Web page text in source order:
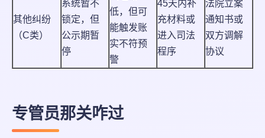
其他纠纷
（C类）
系统暂不
锁定，但
公示期暂
停
低，但可
能触发账
实不符预
警
45天内补
充材料或
进入司法
程序
法院立案
通知书或
双方调解
协议
专管员那关咋过